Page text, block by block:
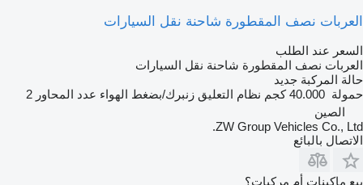
العربات نصف المقطورة شاحنة نقل السيارات
السعر عند الطلب
العربات نصف المقطورة شاحنة نقل السيارات
حالة المركبة جديد
حمولة 40.000 كجم نظام التعليق زنبرك/بضغط الهواء عدد المحاور 2
الصين
ZW Group Vehicles Co., Ltd.
الاتصال بالبائع
بيع ماكينات أم مركبات؟